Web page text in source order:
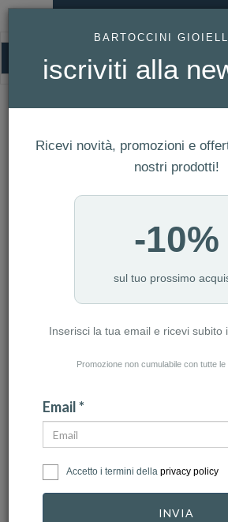
HOMEPAGE THE LONGINES MASTER
THE LONGINES MASTER
COLLECTION Ref.
BARTOCCINI
iscriviti alla
Ricevi novità, promozioni e
nostri prodotti!
-10%
sul tuo prossimo
Inserisci la tua email e ricevi subito
Promozione non cumulabile con tutte le
Email *
Accetto i termini della privacy policy
INVIA
nel carrello di un altro